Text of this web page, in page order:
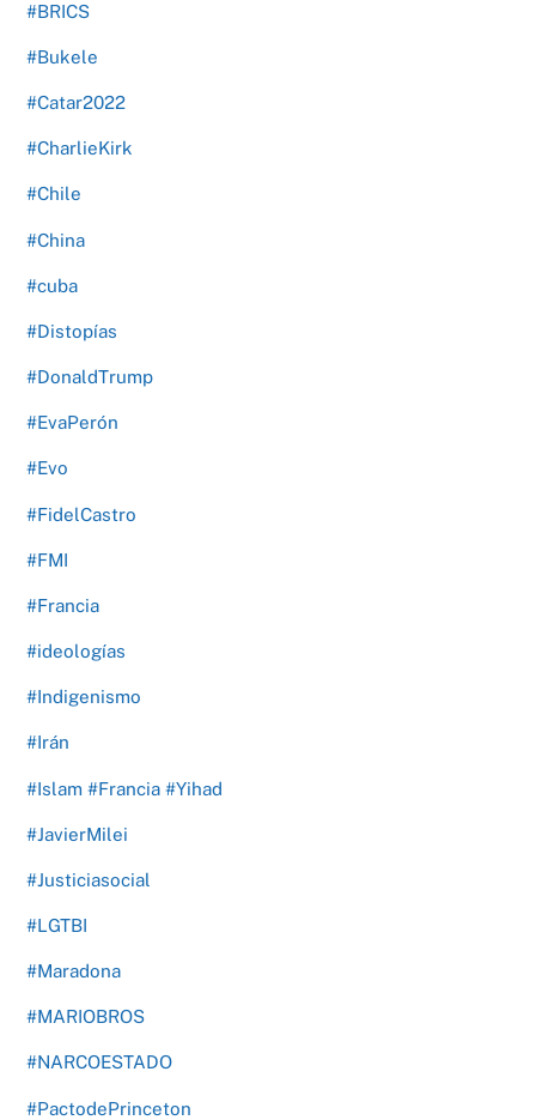
#BRICS
#Bukele
#Catar2022
#CharlieKirk
#Chile
#China
#cuba
#Distopías
#DonaldTrump
#EvaPerón
#Evo
#FidelCastro
#FMI
#Francia
#ideologías
#Indigenismo
#Irán
#Islam #Francia #Yihad
#JavierMilei
#Justiciasocial
#LGTBI
#Maradona
#MARIOBROS
#NARCOESTADO
#PactodePrinceton